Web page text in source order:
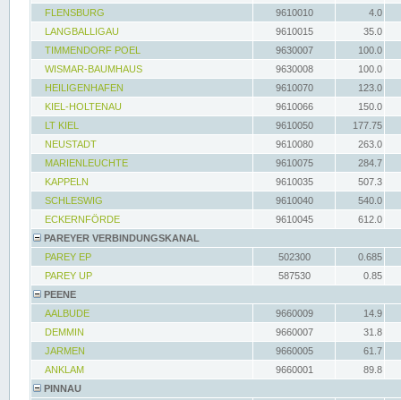
FLENSBURG
9610010
4.0
LANGBALLIGAU
9610015
35.0
TIMMENDORF POEL
9630007
100.0
WISMAR-BAUMHAUS
9630008
100.0
HEILIGENHAFEN
9610070
123.0
KIEL-HOLTENAU
9610066
150.0
LT KIEL
9610050
177.75
NEUSTADT
9610080
263.0
MARIENLEUCHTE
9610075
284.7
KAPPELN
9610035
507.3
SCHLESWIG
9610040
540.0
ECKERNFÖRDE
9610045
612.0
PAREYER VERBINDUNGSKANAL
PAREY EP
502300
0.685
PAREY UP
587530
0.85
PEENE
AALBUDE
9660009
14.9
DEMMIN
9660007
31.8
JARMEN
9660005
61.7
ANKLAM
9660001
89.8
PINNAU